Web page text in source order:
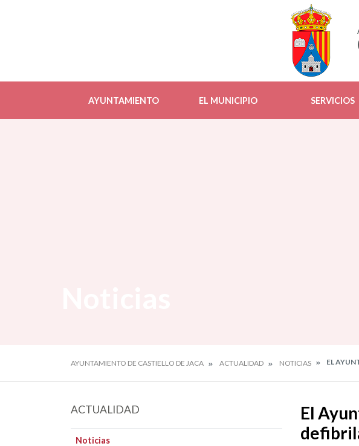
AYUNTAMIENTO EL MUNICIPIO SERVICIOS
AYUNTAMIENTO DE CASTIELLO DE JACA ACTUALIDAD NOTICIAS EL
ACTUALIDAD
Noticias
El